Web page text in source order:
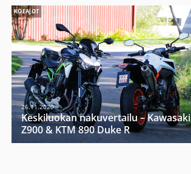
KOEAJOT
26.11.2020
Keskiluokan nakuvertailu – Kawasaki
Z900 & KTM 890 Duke R